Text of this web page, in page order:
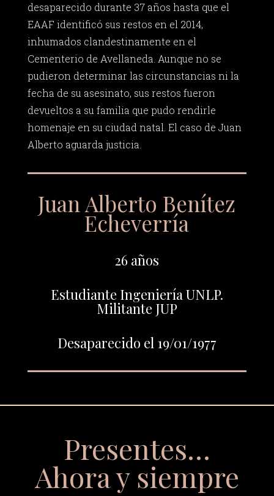
desaparecido durante 37 años hasta que el
EAAF identificó sus restos en el 2014,
inhumados clandestinamente en el
Cementerio de Avellaneda. Aunque no se
pudieron determinar las circunstancias ni la
fecha de su asesinato, sus restos fueron
devueltos a su familia que pudo rendirle
homenaje en su ciudad natal. El caso de Juan
Alberto aguarda justicia.
Juan Alberto Benítez
Echeverría
26 años
Estudiante Ingeniería UNLP.
Militante JUP
Desaparecido el 19/01/1977
Presentes…
Ahora y siempre